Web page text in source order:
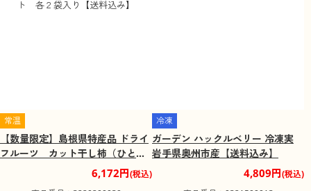
常温
【数量限定】島根県特産品 ドライ
フルーツ カット干し柿（ひとは
柿）・カット干し梨（旭乃美）セ
ット 各２袋入り【送料込み】
6,172円(税込)
冷凍
ガーデン ハックルベリー 冷凍実
岩手県奥州市産【送料込み】
4,809円(税込)